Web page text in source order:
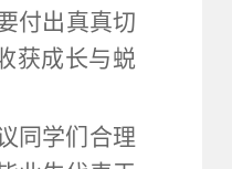
付出真真切
获成长与蜕
同学们合理